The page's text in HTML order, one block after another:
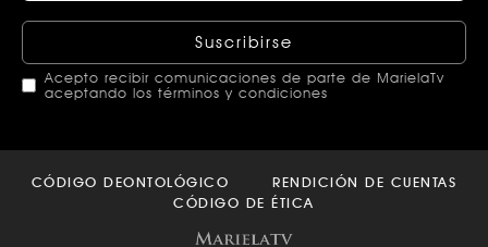
Suscribirse
Acepto recibir comunicaciones de parte de MarielaTv
aceptando los términos y condiciones
should
CÓDIGO DEONTOLÓGICO
RENDICIÓN DE CUENTAS
CÓDIGO DE ÉTICA